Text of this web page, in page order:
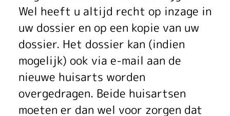
Wel heeft u altijd recht op inzage in
uw dossier en op een kopie van uw
dossier. Het dossier kan (indien
mogelijk) ook via e-mail aan de
nieuwe huisarts worden
overgedragen. Beide huisartsen
moeten er dan wel voor zorgen dat